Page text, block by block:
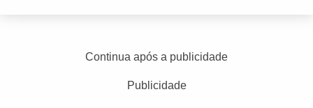
Continua após a publicidade
Publicidade